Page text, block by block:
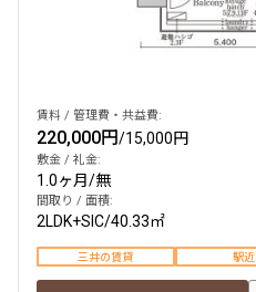
賃料 / 管理費・共益費:
220,000円/15,000円
敷金 / 礼金:
1.0ヶ月/無
間取り / 面積:
2LDK+SIC/40.33㎡
三井の賃貸 駅近